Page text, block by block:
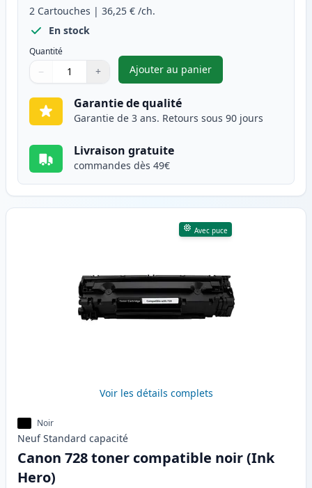
2 Cartouches | 36,25 € /ch.
En stock
Quantité
Quantité
Utilisez les boutons pour ajuster
− +
Quantité
Ajouter au panier
,Pack de 2 Canon 728 toner
Garantie de qualité
Garantie de 3 ans. Retours sous 90 jours
Livraison gratuite
commandes dès 49€
Avec puce
Voir les détails complets
Noir
Neuf Standard capacité
Canon 728 toner compatible noir (Ink
Hero)